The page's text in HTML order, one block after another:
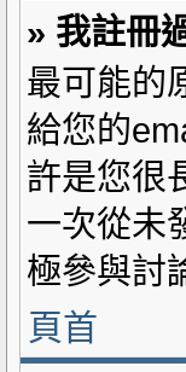
» 我註冊
最可能的
給您的
許是您很
一次從未
極參與討
頁首